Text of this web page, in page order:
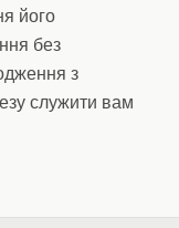
його
без
з
служити вам